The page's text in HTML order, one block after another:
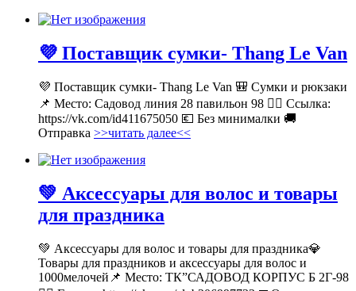
💜 Поставщик сумки- Thang Le Van
💜 Поставщик сумки- Thang Le Van 🎒 Сумки и рюкзаки
📌 Место: Садовод линия 28 павильон 98 👉🏻 Ссылка:
https://vk.com/id411675050 💶 Без минималки 🚚
Отправка >>читать далее<<
💚 Аксессуары для волос и товары
для праздника
💚 Аксессуары для волос и товары для праздника💎
Товары для праздников и аксессуары для волос и
1000мелочей📌 Место: ТК”САДОВОД КОРПУС Б 2Г-98